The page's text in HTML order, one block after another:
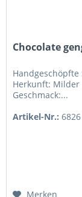
Chocolate
Herkunft: Milder
Geschmack:...
Artikel-Nr.: 6826
Merken